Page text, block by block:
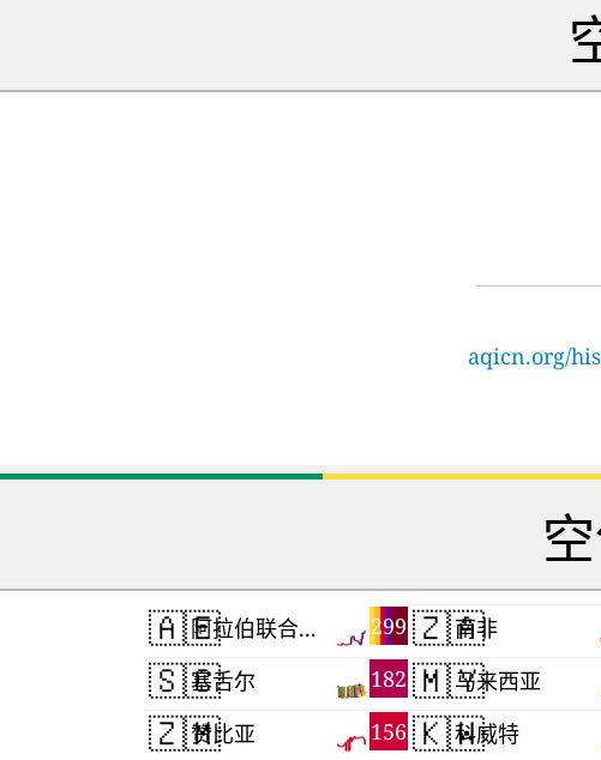
aqicn.org/
🇦🇪 299
阿拉伯联合酋长国
🇸🇨 182
塞舌尔
🇿🇲 156
赞比亚
🇿🇦
南非
🇲🇾马来西亚
🇰🇼科威特